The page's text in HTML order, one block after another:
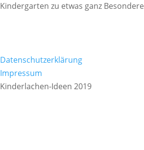
Kindergarten zu etwas ganz
Datenschutzerklärung
Impressum
Kinderlachen-Ideen 2019